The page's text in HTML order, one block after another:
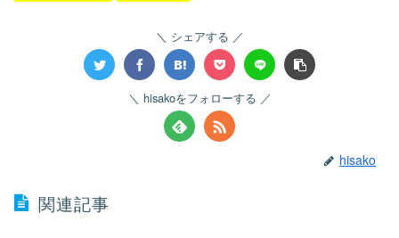
シェアする
hisakoをフォローする
hisako
関連記事